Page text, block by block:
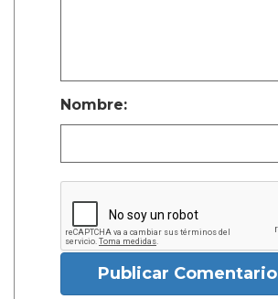
Nombre:
Publicar Comentario